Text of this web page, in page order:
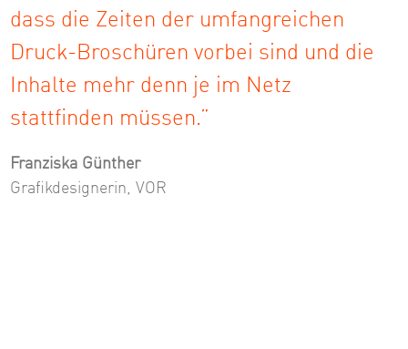
dass die Zeiten der umfangreichen
Druck-Broschüren vorbei sind und die
Inhalte mehr denn je im Netz
stattfinden müssen.”
Franziska Günther
Grafikdesignerin, VOR